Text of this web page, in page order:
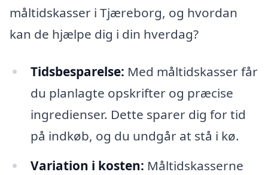
måltidskasser i Tjæreborg, og hvordan
kan de hjælpe dig i din hverdag?
Tidsbesparelse: Med måltidskasser får
du planlagte opskrifter og præcise
ingredienser. Dette sparer dig for tid
på indkøb, og du undgår at stå i kø.
Variation i kosten: Måltidskasserne